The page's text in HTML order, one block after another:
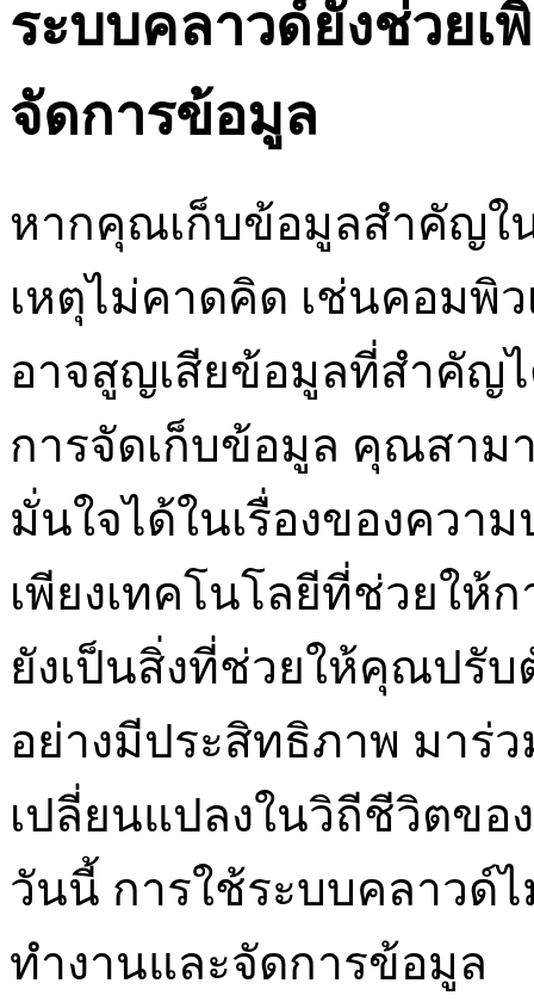
ระบบคลาวด์ยังช่วย
จัดการข้อมูล
หากคุณเก็บข้อมูลสำคัญใ
เหตุไม่คาดคิด เช่นคอมพิ
อาจสูญเสียข้อมูลที่สำคัญ
การจัดเก็บข้อมูล คุณสาม
มั่นใจได้ในเรื่องของคว
เพียงเทคโนโลยีที่ช่วยให้
ยังเป็นสิ่งที่ช่วยให้คุณปรั
อย่างมีประสิทธิภาพ มาร่
เปลี่ยนแปลงในวิถีชีวิตขอ
วันนี้ การใช้ระบบคลาวด์
ทำงานและจัดการข้อมูล